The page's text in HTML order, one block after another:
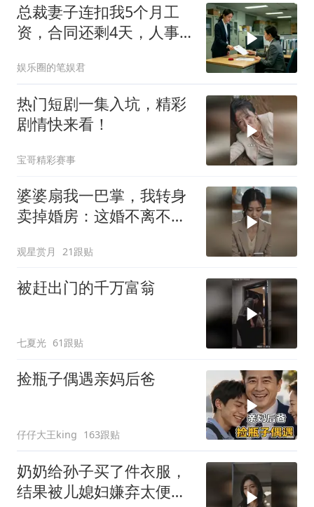
总裁妻子连扣我5个月工
资，合同还剩4天，人事
娱乐圈的笔娱君
热门短剧一集入坑，精彩
剧情快来看！
宝哥精彩赛事
婆婆扇我一巴掌，我转身
卖掉婚房：这婚不离不
观星赏月 21跟贴
被赶出门的千万富翁
七夏光 61跟贴
捡瓶子偶遇亲妈后爸
仔仔大王king 163跟贴
奶奶给孙子买了件衣服，
结果被儿媳妇嫌弃太便